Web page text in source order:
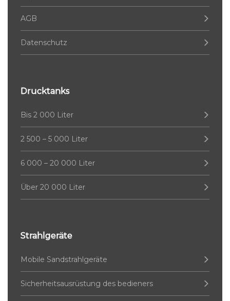
AGB
Datenschutz
Drucktanks
Bis 2 000 Liter
2 500 – 5 000 Liter
6 000 – 20 000 Liter
Über 20 000 Liter
Strahlgeräte
Mobile Sandstrahlgeräte
Sicherheitsausrüstung des bedieners